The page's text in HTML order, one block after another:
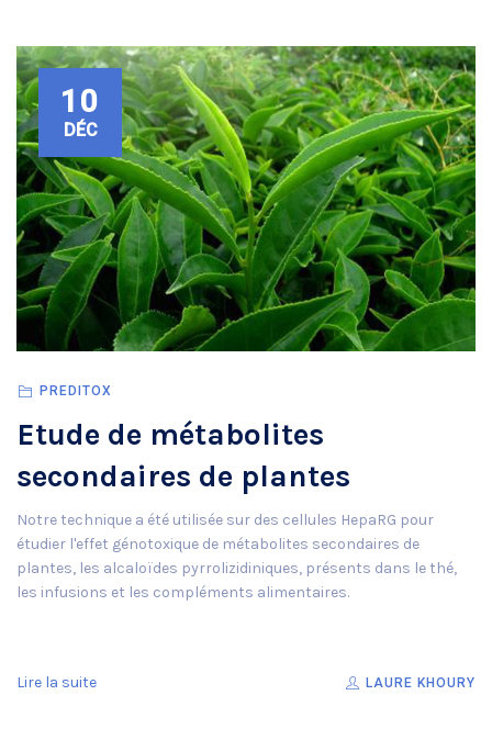
10
DÉC
PREDITOX
Etude de métabolites
secondaires de plantes
Notre technique a été utilisée sur des cellules HepaRG pour
étudier l'effet génotoxique de métabolites secondaires de
plantes, les alcaloïdes pyrrolizidiniques, présents dans le thé,
les infusions et les compléments alimentaires.
Lire la suite LAURE KHOURY